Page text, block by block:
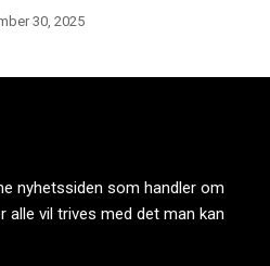
30, 2025
nyhetssiden som handler om
alle vil trives med det man kan